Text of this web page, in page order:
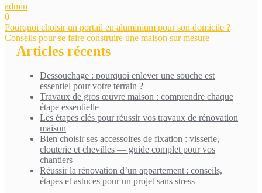
admin
0
Navigation
de
l’article
Pourquoi choisir un portail en aluminium pour son domicile ?
Conseils pour se faire construire une maison sur mesure
Articles récents
Dessouchage : pourquoi enlever une souche est
essentiel pour votre terrain ?
Travaux de gros œuvre maison : comprendre chaque
étape essentielle
Les étapes clés pour réussir vos travaux de rénovation
maison
Bien choisir ses accessoires de fixation : visserie,
clouterie et chevilles — guide complet pour vos
chantiers
Réussir la rénovation d’un appartement : conseils,
étapes et astuces pour un projet sans stress